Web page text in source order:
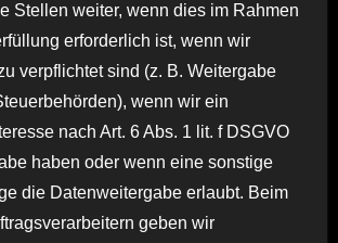
Stellen weiter, wenn dies im Rahmen
erforderlich ist, wenn wir
verpflichtet sind (z. B. Weitergabe
wenn wir ein
nach Art. 6 Abs. 1 lit. f DSGVO
haben oder wenn eine sonstige
die Datenweitergabe erlaubt. Beim
geben wir